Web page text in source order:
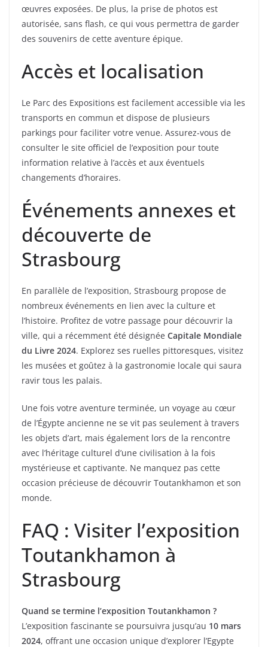
œuvres exposées. De plus, la prise de photos est
autorisée, sans flash, ce qui vous permettra de garder
des souvenirs de cette aventure épique.
Accès et localisation
Le Parc des Expositions est facilement accessible via les
transports en commun et dispose de plusieurs
parkings pour faciliter votre venue. Assurez-vous de
consulter le site officiel de l’exposition pour toute
information relative à l’accès et aux éventuels
changements d’horaires.
Événements annexes et
découverte de
Strasbourg
En parallèle de l’exposition, Strasbourg propose de
nombreux événements en lien avec la culture et
l’histoire. Profitez de votre passage pour découvrir la
ville, qui a récemment été désignée Capitale Mondiale
du Livre 2024. Explorez ses ruelles pittoresques, visitez
les musées et goûtez à la gastronomie locale qui saura
ravir tous les palais.
Une fois votre aventure terminée, un voyage au cœur
de l’Égypte ancienne ne se vit pas seulement à travers
les objets d’art, mais également lors de la rencontre
avec l’héritage culturel d’une civilisation à la fois
mystérieuse et captivante. Ne manquez pas cette
occasion précieuse de découvrir Toutankhamon et son
monde.
FAQ : Visiter l’exposition
Toutankhamon à
Strasbourg
Quand se termine l’exposition Toutankhamon ?
L’exposition fascinante se poursuivra jusqu’au 10 mars
2024, offrant une occasion unique d’explorer l’Egypte